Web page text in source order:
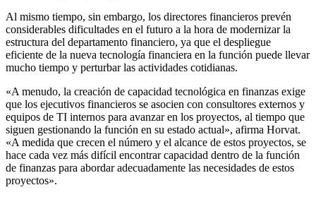
Al mismo tiempo, sin embargo, los directores financieros prevén
considerables dificultades en el futuro a la hora de modernizar la
estructura del departamento financiero, ya que el despliegue
eficiente de la nueva tecnología financiera en la función puede llevar
mucho tiempo y perturbar las actividades cotidianas.
«A menudo, la creación de capacidad tecnológica en finanzas exige
que los ejecutivos financieros se asocien con consultores externos y
equipos de TI internos para avanzar en los proyectos, al tiempo que
siguen gestionando la función en su estado actual», afirma Horvat.
«A medida que crecen el número y el alcance de estos proyectos, se
hace cada vez más difícil encontrar capacidad dentro de la función
de finanzas para abordar adecuadamente las necesidades de estos
proyectos».